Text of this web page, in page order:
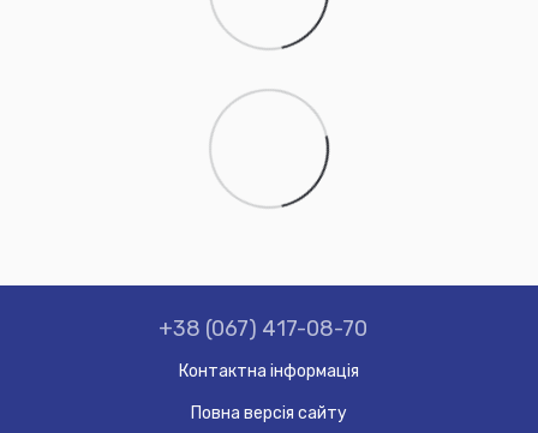
+38 (067) 417-08-70
Контактна інформація
Повна версія сайту